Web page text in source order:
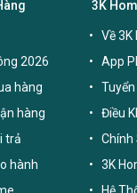
2026
hàng
hàng
trả
hành
3K
Về 3K
App
Điều
Chính
3K
Hệ